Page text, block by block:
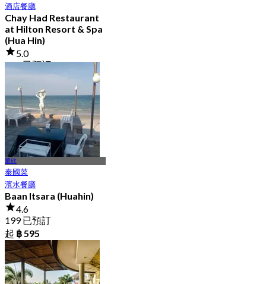
酒店餐廳
Chay Had Restaurant
at Hilton Resort & Spa
(Hua Hin)
5.0
118 已預訂
฿ 2,250
華欣
泰國菜
濱水餐廳
Baan Itsara (Huahin)
4.6
199 已預訂
起 ฿ 595